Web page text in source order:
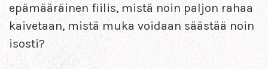
epämääräinen fiilis, mistä noin paljon rahaa
kaivetaan, mistä muka voidaan säästää noin
isosti?